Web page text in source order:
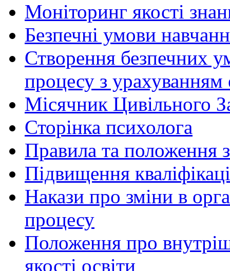
Моніторинг якості
Безпечні умови
Створення безпечних
процесу з урахуванням
Місячник Цивільного
Сторінка психолога
Правила та положення
Підвищення
Накази про зміни в
процесу
Положення про
якості освіти